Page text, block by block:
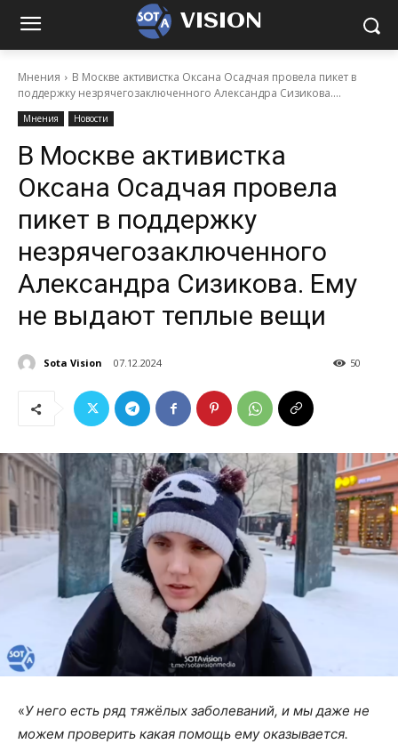
VISION
Мнения
В Москве активистка Оксана Осадчая провела пикет в
поддержку незрячегозаключенного Александра Сизикова....
Мнения Новости
В Москве активистка
Оксана Осадчая провела
пикет в поддержку
незрячегозаключенного
Александра Сизикова. Ему
не выдают теплые вещи
Sota Vision 07.12.2024 50
«У него есть ряд тяжёлых заболеваний, и мы даже не
можем проверить какая помощь ему оказывается.